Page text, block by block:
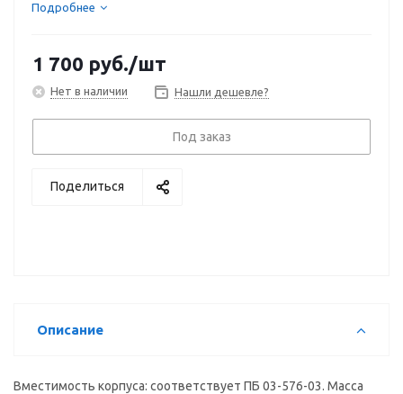
Подробнее
1 700 руб./шт
Нет в наличии Нашли дешевле?
Под заказ
Поделиться
Описание
Вместимость корпуса: соответствует ПБ 03-576-03. Масса